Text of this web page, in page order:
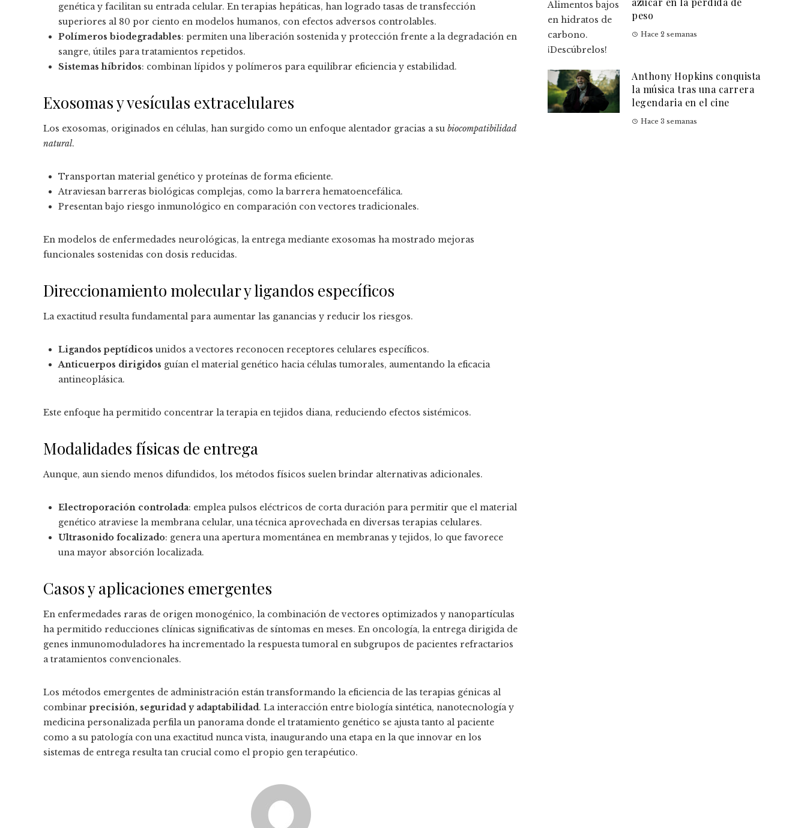
genética y facilitan su entrada celular. En terapias hepáticas, han logrado tasas de transfección
superiores al 80 por ciento en modelos humanos, con efectos adversos controlables.
Polímeros biodegradables: permiten una liberación sostenida y protección frente a la degradación en
sangre, útiles para tratamientos repetidos.
Sistemas híbridos: combinan lípidos y polímeros para equilibrar eficiencia y estabilidad.
Exosomas y vesículas extracelulares
Los exosomas, originados en células, han surgido como un enfoque alentador gracias a su biocompatibilidad
natural.
Transportan material genético y proteínas de forma eficiente.
Atraviesan barreras biológicas complejas, como la barrera hematoencefálica.
Presentan bajo riesgo inmunológico en comparación con vectores tradicionales.
En modelos de enfermedades neurológicas, la entrega mediante exosomas ha mostrado mejoras
funcionales sostenidas con dosis reducidas.
Direccionamiento molecular y ligandos específicos
La exactitud resulta fundamental para aumentar las ganancias y reducir los riesgos.
Ligandos peptídicos unidos a vectores reconocen receptores celulares específicos.
Anticuerpos dirigidos guían el material genético hacia células tumorales, aumentando la eficacia
antineoplásica.
Este enfoque ha permitido concentrar la terapia en tejidos diana, reduciendo efectos sistémicos.
Modalidades físicas de entrega
Aunque, aun siendo menos difundidos, los métodos físicos suelen brindar alternativas adicionales.
Electroporación controlada: emplea pulsos eléctricos de corta duración para permitir que el material
genético atraviese la membrana celular, una técnica aprovechada en diversas terapias celulares.
Ultrasonido focalizado: genera una apertura momentánea en membranas y tejidos, lo que favorece
una mayor absorción localizada.
Casos y aplicaciones emergentes
En enfermedades raras de origen monogénico, la combinación de vectores optimizados y nanopartículas
ha permitido reducciones clínicas significativas de síntomas en meses. En oncología, la entrega dirigida de
genes inmunomoduladores ha incrementado la respuesta tumoral en subgrupos de pacientes refractarios
a tratamientos convencionales.
Los métodos emergentes de administración están transformando la eficiencia de las terapias génicas al
combinarprecisión, seguridad y adaptabilidad. La interacción entre biología sintética, nanotecnología y
medicina personalizada perfila un panorama donde el tratamiento genético se ajusta tanto al paciente
como a su patología con una exactitud nunca vista, inaugurando una etapa en la que innovar en los
sistemas de entrega resulta tan crucial como el propio gen terapéutico.
peso
Hace 2 semanas
Anthony Hopkins conquista
la música tras una carrera
legendaria en el cine
Hace 3 semanas